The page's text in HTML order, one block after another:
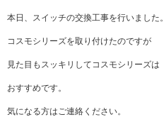
本日、スイッチの交換工事を行いました。
コスモシリーズを取り付けたのですが
見た目もスッキリしてコスモシリーズは
おすすめです。
気になる方はご連絡ください。